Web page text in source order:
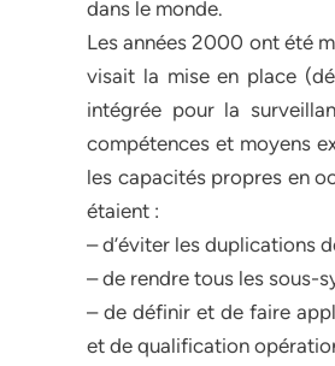
dans le monde.
Les années 2000 ont été
visait la mise en place
intégrée pour la
compétences et moyens
les capacités propres en
étaient :
– d’éviter les duplications
– de rendre tous les sous-
– de définir et de faire
et de qualification